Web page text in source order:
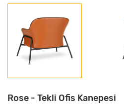
Rose - Tekli Ofis Kanepesi